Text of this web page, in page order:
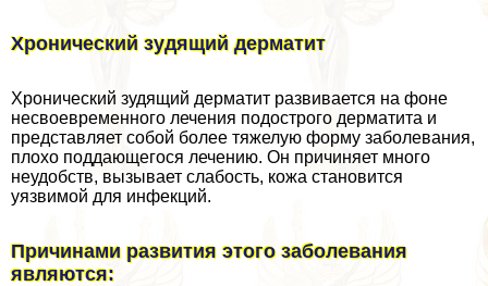
Хронический зудящий дерматит
Хронический зудящий дерматит развивается на фоне
несвоевременного лечения подострого дерматита и
представляет собой более тяжелую форму заболевания,
плохо поддающегося лечению. Он причиняет много
неудобств, вызывает слабость, кожа становится
уязвимой для инфекций.
Причинами развития этого заболевания
являются: